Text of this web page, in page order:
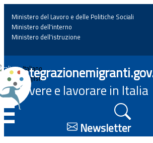
Home
News
Approfondimenti
Ministero del Lavoro e delle Politiche Sociali
Ministero dell'interno
Ministero dell'istruzione
Italiano
English
Vivere e lavorare in Italia
Newsletter